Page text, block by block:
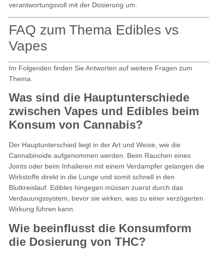
verantwortungsvoll mit der Dosierung um.
FAQ zum Thema Edibles vs
Vapes
Im Folgenden finden Sie Antworten auf weitere Fragen zum
Thema.
Was sind die Hauptunterschiede
zwischen Vapes und Edibles beim
Konsum von Cannabis?
Der Hauptunterschied liegt in der Art und Weise, wie die
Cannabinoide aufgenommen werden. Beim Rauchen eines
Joints oder beim Inhalieren mit einem Verdampfer gelangen die
Wirkstoffe direkt in die Lunge und somit schnell in den
Blutkreislauf. Edibles hingegen müssen zuerst durch das
Verdauungssystem, bevor sie wirken, was zu einer verzögerten
Wirkung führen kann.
Wie beeinflusst die Konsumform
die Dosierung von THC?